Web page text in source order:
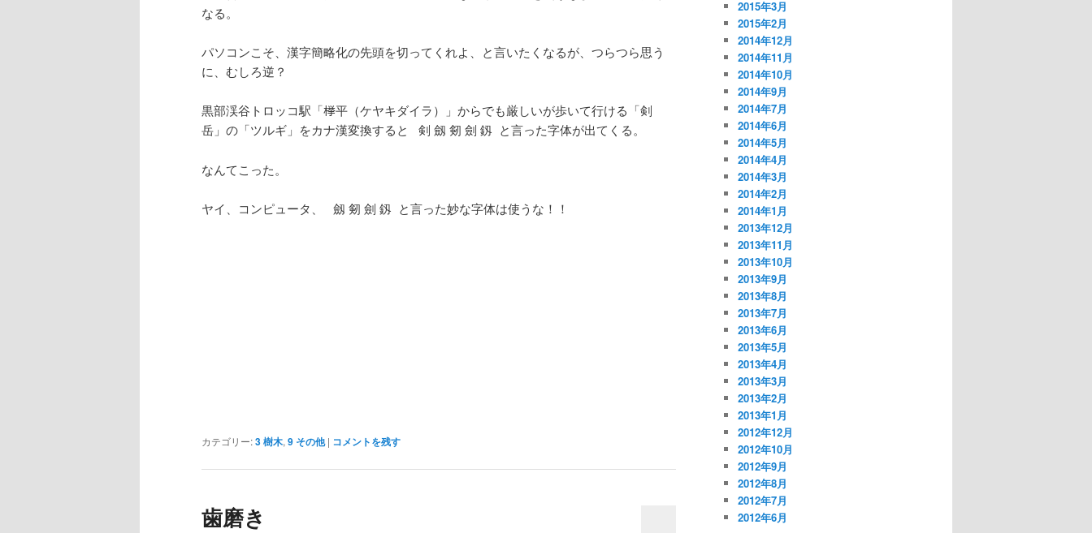
なる。
パソコンこそ、漢字簡略化の先頭を切ってくれよ、と言いたくなるが、つらつら思う
に、むしろ逆？
黒部渓谷トロッコ駅「﨔平（ケヤキダイラ）」からでも厳しいが歩いて行ける「剣
岳」の「ツルギ」をカナ漢変換すると 剣 劔 剱 劍 釼 と言った字体が出てくる。
なんてこった。
ヤイ、コンピュータ、 劔 剱 劍 釼 と言った妙な字体は使うな！！
カテゴリー:3 樹木, 9 その他 | コメントを残す
歯磨き
2015年3月
2015年2月
2014年12月
2014年11月
2014年10月
2014年9月
2014年7月
2014年6月
2014年5月
2014年4月
2014年3月
2014年2月
2014年1月
2013年12月
2013年11月
2013年10月
2013年9月
2013年8月
2013年7月
2013年6月
2013年5月
2013年4月
2013年3月
2013年2月
2013年1月
2012年12月
2012年10月
2012年9月
2012年8月
2012年7月
2012年6月